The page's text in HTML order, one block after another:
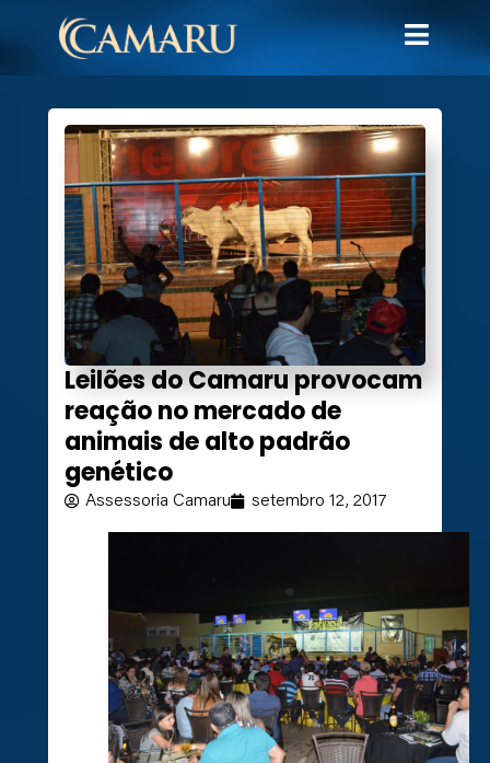
Leilões do Camaru provocam
reação no mercado de
animais de alto padrão
genético
Assessoria Camaru setembro 12, 2017